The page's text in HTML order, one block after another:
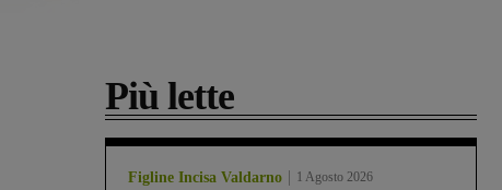
Più lette
Figline Incisa Valdarno 1 Agosto 2026